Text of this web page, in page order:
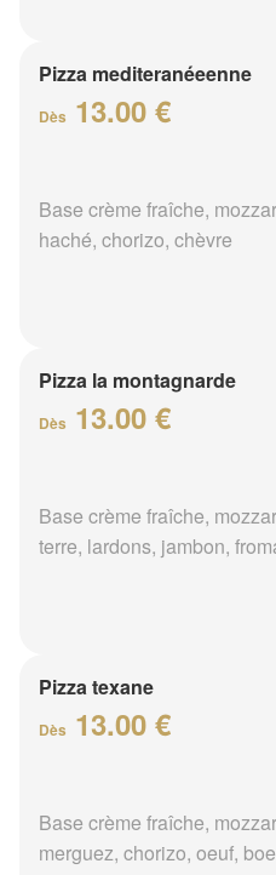
Pizza mediteranéeenne
Dès 13.00 €
Base crème fraîche,
haché, chorizo, chèvre
Pizza la montagnarde
Dès 13.00 €
Base crème fraîche,
terre, lardons, jambon,
Pizza texane
Dès 13.00 €
Base crème fraîche,
merguez, chorizo, oeuf,